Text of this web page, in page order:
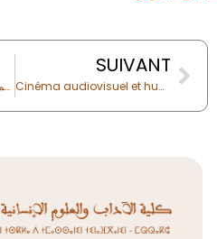
فتح باب الترشيح لمباراة ولوج سلك الماستر برسم الموسم الجامعي 2026-2027
SUIVANT
Cinéma audiovisuel et humanités numériques